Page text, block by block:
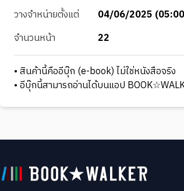
วางจำหน่ายตั้งแต่
04/06/2025
จำนวนหน้า
22
• สินค้านี้คืออีบุ๊ก (e-book) ไม่ใช่หนังสือจริง
• อีบุ๊กนี้สามารถอ่านได้บนแอป